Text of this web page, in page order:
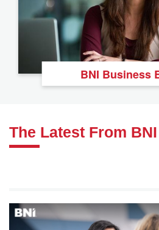
BNI Business
The Latest From BNI